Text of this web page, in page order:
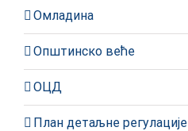
Омладина
Општинско веће
ОЦД
План детаљне регулације